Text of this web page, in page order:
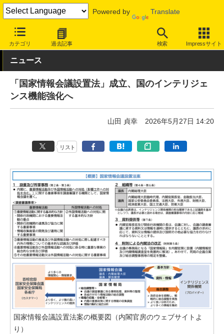
Powered by Translate
カテゴリ 過去記事 検索 Impressサイト
INTERNET Watch トピック サイバー防御
ニュース
「国家情報会議設置法」成立、国のインテリジェ
ンス機能強化へ
山田 貞幸 2026年5月27日 14:20
リスト
国家情報会議設置法案の概要図（内閣官房のウェブサイトよ
り）